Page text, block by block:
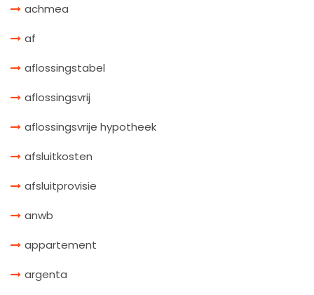
achmea
af
aflossingstabel
aflossingsvrij
aflossingsvrije hypotheek
afsluitkosten
afsluitprovisie
anwb
appartement
argenta